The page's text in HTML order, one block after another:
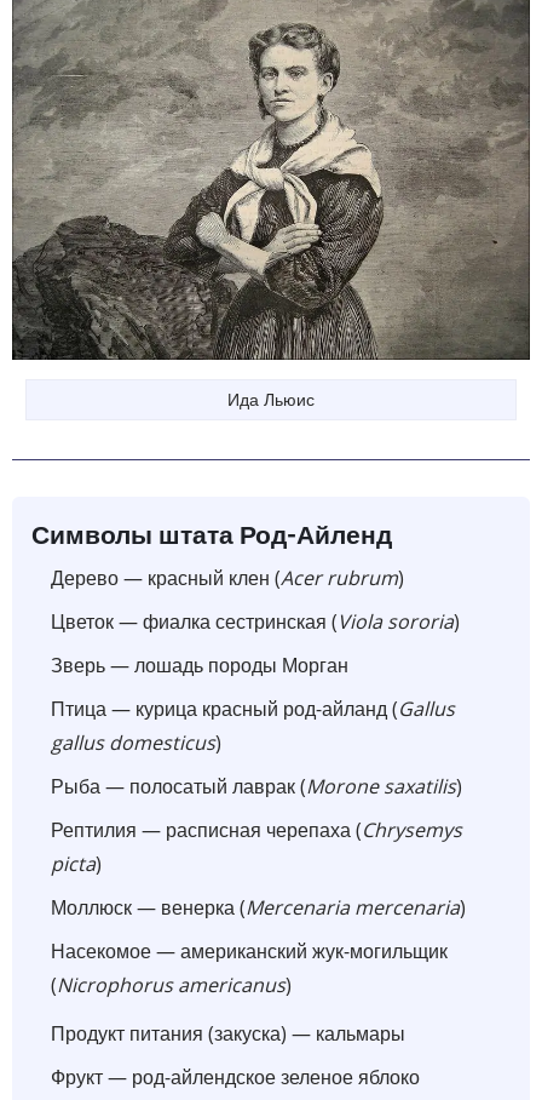
Ида Льюис
Символы штата Род-Айленд
Дерево — красный клен (Acer rubrum)
Цветок — фиалка сестринская (Viola sororia)
Зверь — лошадь породы Морган
Птица — курица красный род-айланд (Gallus
gallus domesticus)
Рыба — полосатый лаврак (Morone saxatilis)
Рептилия — расписная черепаха (Chrysemys
picta)
Моллюск — венерка (Mercenaria mercenaria)
Насекомое — американский жук-могильщик
(Nicrophorus americanus)
Продукт питания (закуска) — кальмары
Фрукт — род-айлендское зеленое яблоко